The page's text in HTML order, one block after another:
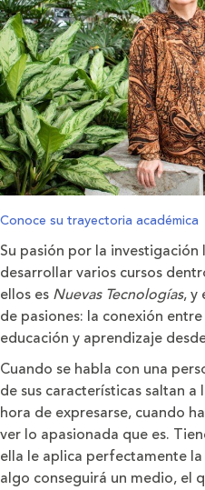
Conoce su trayectoria académica
Su pasión por la
desarrollar varios cursos
ellos es Nuevas Tecnologías, y
de pasiones: la conexión
educación y aprendizaje
Cuando se habla con una
de sus características saltan a
hora de expresarse, cuando
ver lo apasionada que es.
ella le aplica perfectamente
algo conseguirá un medio, el